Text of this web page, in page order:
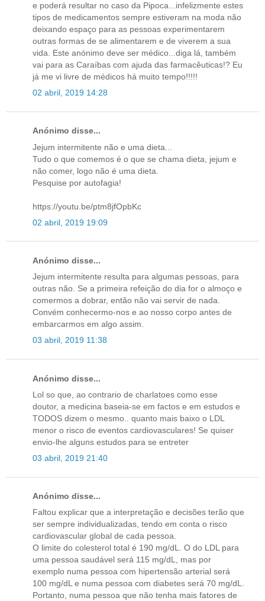
e poderá resultar no caso da Pipoca...infelizmente estes
tipos de medicamentos sempre estiveram na moda não
deixando espaço para as pessoas experimentarem
outras formas de se alimentarem e de viverem a sua
vida. Este anónimo deve ser médico...diga lá, também
vai para as Caraíbas com ajuda das farmacêuticas!? Eu
já me vi livre de médicos há muito tempo!!!!!
02 abril, 2019 14:28
Anónimo disse...
Jejum intermitente não e uma dieta...
Tudo o que comemos é o que se chama dieta, jejum e
não comer, logo não é uma dieta.
Pesquise por autofagia!
https://youtu.be/ptm8jfOpbKc
02 abril, 2019 19:09
Anónimo disse...
Jejum intermitente resulta para algumas pessoas, para
outras não. Se a primeira refeição do dia for o almoço e
comermos a dobrar, então não vai servir de nada.
Convém conhecermo-nos e ao nosso corpo antes de
embarcarmos em algo assim.
03 abril, 2019 11:38
Anónimo disse...
Lol so que, ao contrario de charlatoes como esse
doutor, a medicina baseia-se em factos e em estudos e
TODOS dizem o mesmo.. quanto mais baixo o LDL
menor o risco de eventos cardiovasculares! Se quiser
envio-lhe alguns estudos para se entreter
03 abril, 2019 21:40
Anónimo disse...
Faltou explicar que a interpretação e decisões terão que
ser sempre individualizadas, tendo em conta o risco
cardiovascular global de cada pessoa.
O limite do colesterol total é 190 mg/dL. O do LDL para
uma pessoa saudável será 115 mg/dL, mas por
exemplo numa pessoa com hipertensão arterial será
100 mg/dL e numa pessoa com diabetes será 70 mg/dL.
Portanto, numa pessoa que não tenha mais fatores de